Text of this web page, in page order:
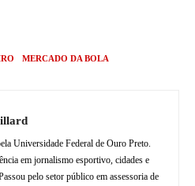
MERCADO DA BOLA
Universidade Federal de Ouro Preto.
em jornalismo esportivo, cidades e
pelo setor público em assessoria de